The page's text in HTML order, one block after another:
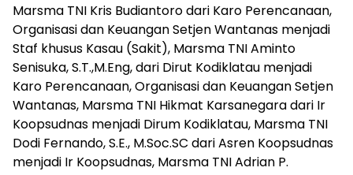
Marsma TNI Kris Budiantoro dari Karo Perencanaan,
Organisasi dan Keuangan Setjen Wantanas menjadi
Staf khusus Kasau (Sakit), Marsma TNI Aminto
Senisuka, S.T.,M.Eng, dari Dirut Kodiklatau menjadi
Karo Perencanaan, Organisasi dan Keuangan Setjen
Wantanas, Marsma TNI Hikmat Karsanegara dari Ir
Koopsudnas menjadi Dirum Kodiklatau, Marsma TNI
Dodi Fernando, S.E., M.Soc.SC dari Asren Koopsudnas
menjadi Ir Koopsudnas, Marsma TNI Adrian P.